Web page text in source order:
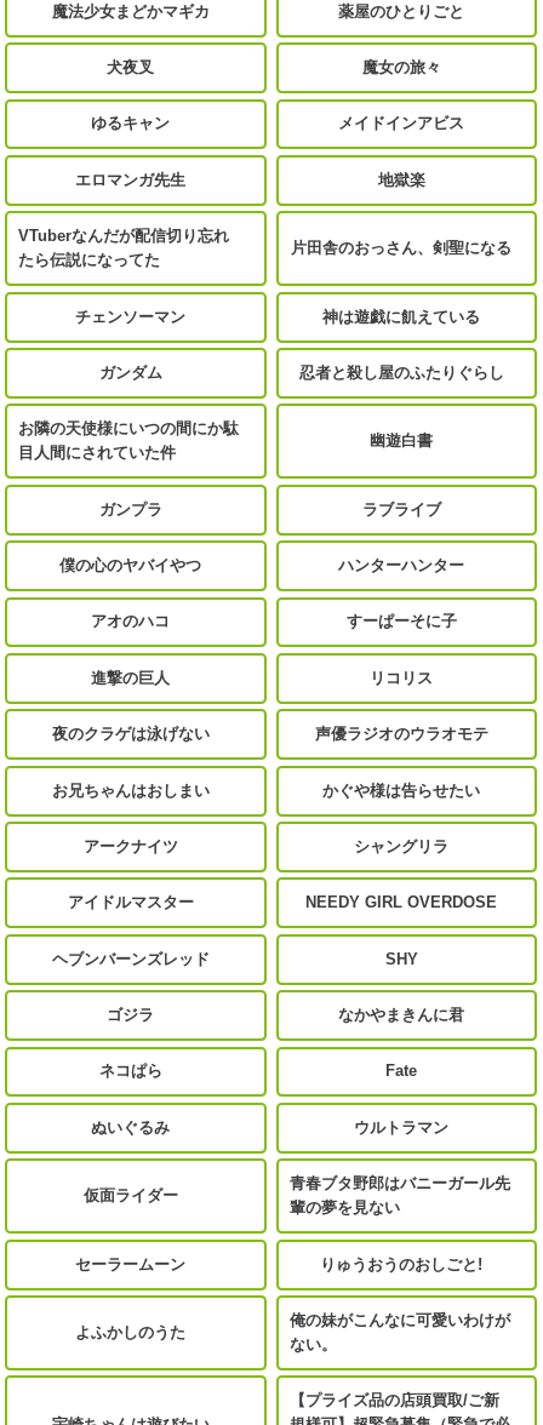
魔法少女まどかマギカ 薬屋のひとりごと
犬夜叉 魔女の旅々
ゆるキャン メイドインアビス
エロマンガ先生 地獄楽
VTuberなんだが配信切り忘れ
たら伝説になってた
片田舎のおっさん、剣聖になる
チェンソーマン 神は遊戯に飢えている
ガンダム 忍者と殺し屋のふたりぐらし
お隣の天使様にいつの間にか駄
目人間にされていた件
幽遊白書
ガンプラ ラブライブ
僕の心のヤバイやつ ハンターハンター
アオのハコ すーぱーそに子
進撃の巨人 リコリス
夜のクラゲは泳げない 声優ラジオのウラオモテ
お兄ちゃんはおしまい かぐや様は告らせたい
アークナイツ シャングリラ
アイドルマスター NEEDY GIRL OVERDOSE
ヘブンバーンズレッド SHY
ゴジラ なかやまきんに君
ネコぱら Fate
ぬいぐるみ ウルトラマン
仮面ライダー
青春ブタ野郎はバニーガール先
輩の夢を見ない
セーラームーン りゅうおうのおしごと!
よふかしのうた
俺の妹がこんなに可愛いわけが
ない。
【プライズ品の店頭買取/ご新